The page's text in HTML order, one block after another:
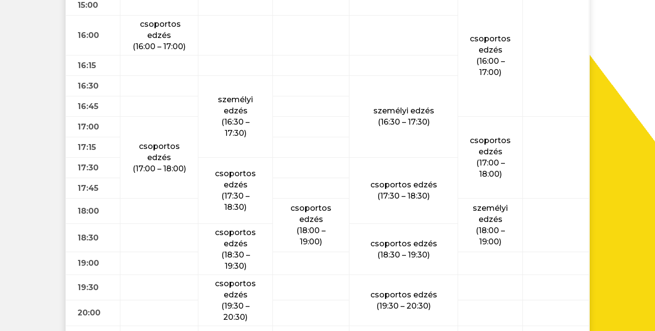
15:00
csoportos
edzés
(16:00 –
17:00)
16:00
csoportos
edzés
(16:00 – 17:00)
16:15
16:30
személyi
edzés
(16:30 –
17:30)
személyi edzés
(16:30 – 17:30)
16:45
17:00
csoportos
edzés
(17:00 – 18:00)
csoportos
edzés
(17:00 –
18:00)
17:15
17:30
csoportos
edzés
(17:30 –
18:30)
csoportos edzés
(17:30 – 18:30)
17:45
18:00
csoportos
edzés
(18:00 –
19:00)
személyi
edzés
(18:00 –
19:00)
18:30
csoportos
edzés
(18:30 –
19:30)
csoportos edzés
(18:30 – 19:30)
19:00
19:30
csoportos
edzés
(19:30 –
20:30)
csoportos edzés
(19:30 – 20:30)
20:00